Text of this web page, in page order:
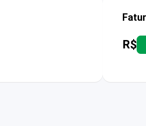
R$